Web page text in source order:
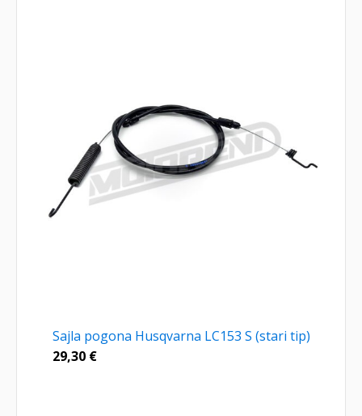
Sajla pogona Husqvarna LC153 S (stari tip)
29,30 €